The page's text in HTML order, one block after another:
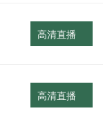
高清直播
高清直播